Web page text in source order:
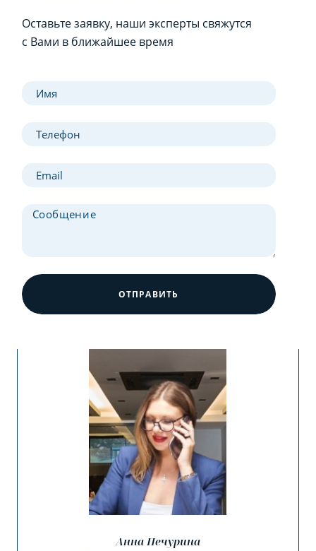
Оставьте заявку, наши эксперты свяжутся
с Вами в ближайшее время
ОТПРАВИТЬ
Анна Печурина